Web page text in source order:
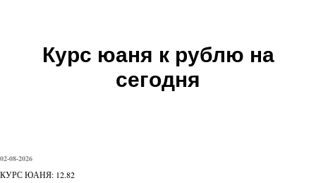
Курс юаня к рублю на
сегодня
02-08-2026
КУРС ЮАНЯ: 12.82